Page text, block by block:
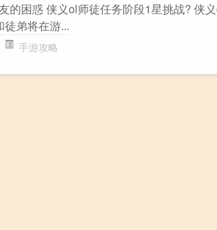
的困惑 侠义ol师徒任务阶段1星挑战? 侠
弟将在游...
手游攻略